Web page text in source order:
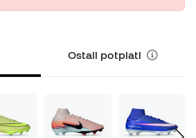
Ostali potplati